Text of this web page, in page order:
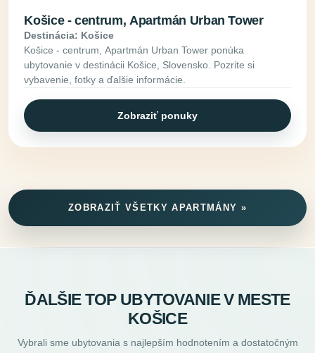
Košice - centrum, Apartmán Urban Tower
Destinácia: Košice
Košice - centrum, Apartmán Urban Tower ponúka
ubytovanie v destinácii Košice, Slovensko. Pozrite si
vybavenie, fotky a ďalšie informácie.
Zobraziť ponuky
ZOBRAZIŤ VŠETKY APARTMÁNY »
ĎALŠIE TOP UBYTOVANIE V MESTE
KOŠICE
Vybrali sme ubytovania s najlepším hodnotením a dostatočným